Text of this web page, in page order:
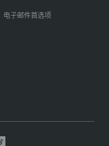
电子邮件首选项